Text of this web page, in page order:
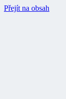
Přejít na obsah